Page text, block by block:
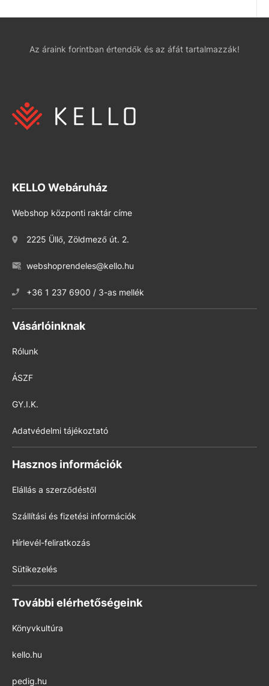
Az áraink forintban értendők és az áfát tartalmazzák!
KELLO Webáruház
Webshop központi raktár címe
2225 Üllő, Zöldmező út. 2.
webshoprendeles@kello.hu
+36 1 237 6900 / 3-as mellék
Vásárlóinknak
Rólunk
ÁSZF
GY.I.K.
Adatvédelmi tájékoztató
Hasznos információk
Elállás a szerződéstől
Szállítási és fizetési információk
Hírlevél-feliratkozás
Sütikezelés
További elérhetőségeink
Könyvkultúra
kello.hu
pedig.hu